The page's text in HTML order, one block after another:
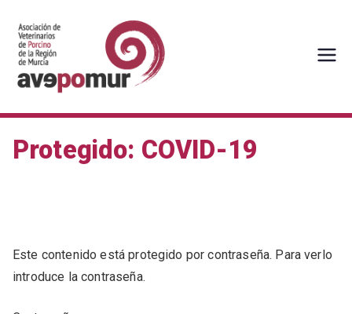
contenido
Asociación de veterinarios de
Protegido: COVID-19
Este contenido está protegido por contraseña. Para verlo
introduce la contraseña.